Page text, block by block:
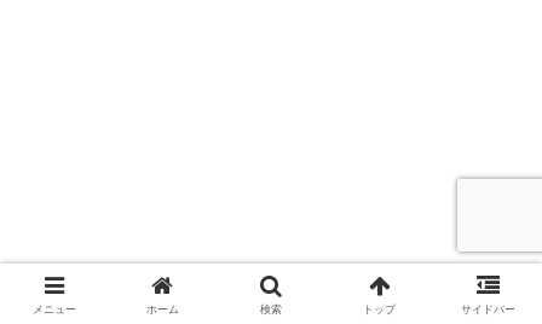
メニュー ホーム 検索 トップ サイドバー